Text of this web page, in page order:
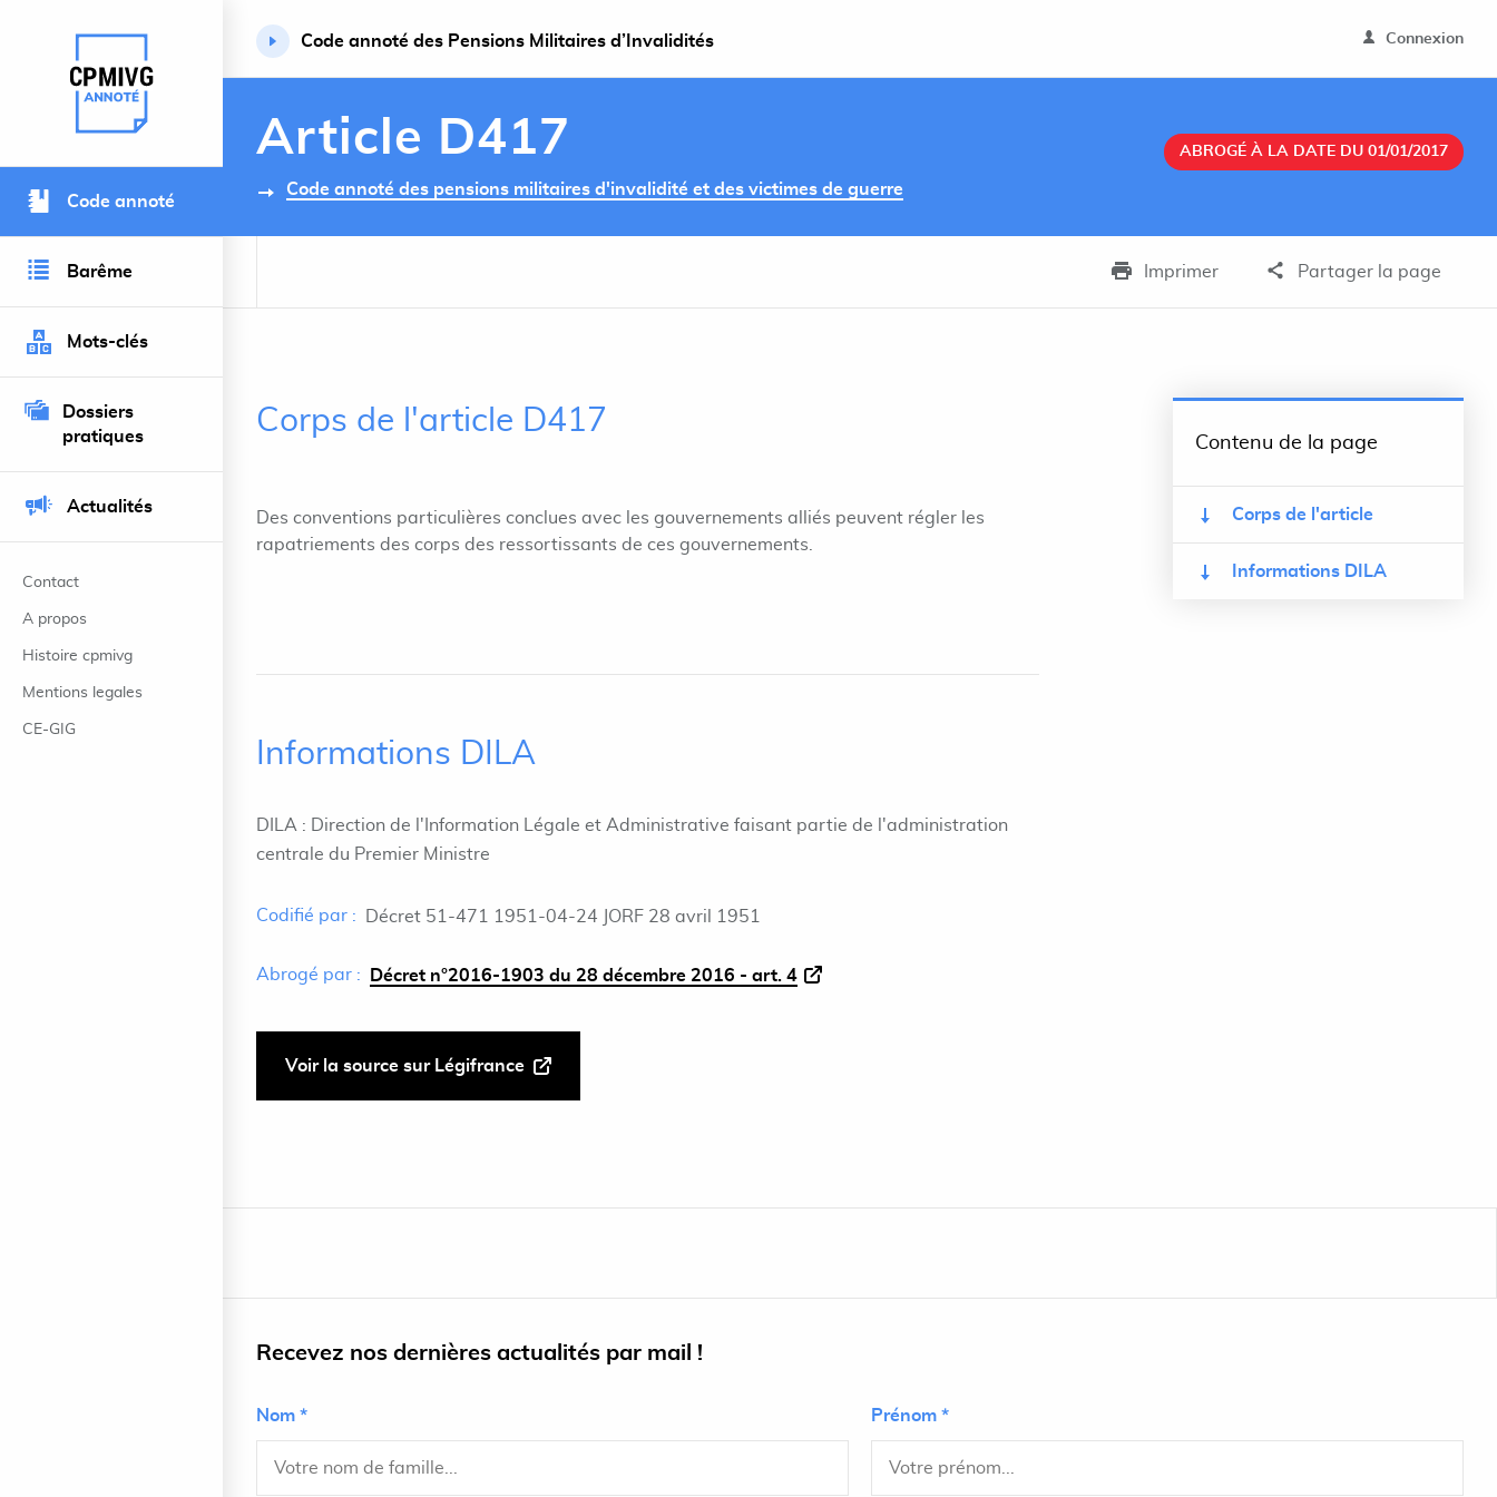
Retour à l’accueil du site
Code annoté
Barême
Mots-clés
Dossiers
pratiques
Actualités
Contact
A propos
Histoire cpmivg
Mentions legales
CE-GIG
Code annoté des Pensions Militaires d’Invalidités Connexion
Article D417
Code annoté des pensions militaires d'invalidité et des victimes de guerre
ABROGÉ À LA DATE DU 01/01/2017
Imprimer Partager la page
Corps de l'article D417
Des conventions particulières conclues avec les gouvernements alliés peuvent régler les
rapatriements des corps des ressortissants de ces gouvernements.
Informations DILA
DILA : Direction de l'Information Légale et Administrative faisant partie de l'administration
centrale du Premier Ministre
Codifié par : Décret 51-471 1951-04-24 JORF 28 avril 1951
Abrogé par : Décret n°2016-1903 du 28 décembre 2016 - art. 4
Voir la source sur Légifrance
Contenu de la page
Corps de l'article
Informations DILA
Recevez nos dernières actualités par mail !
Nom * Prénom *